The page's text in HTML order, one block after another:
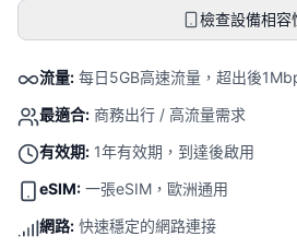
檢查設備相容
流量: 每日5GB高速流量，超出後
最適合: 商務出行 / 高流量需求
有效期: 1年有效期，到達後啟用
eSIM: 一張eSIM，歐洲通用
網路: 快速穩定的網路連接